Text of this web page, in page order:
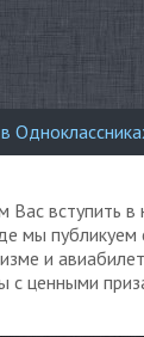
Вас вступить в
мы публикуем
и
с ценными